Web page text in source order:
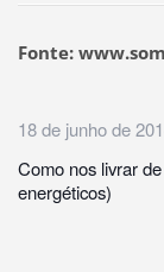
Fonte:
18 de junho de
Como nos livrar
energéticos)